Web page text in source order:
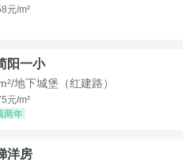
元/m²
阳一小
地下城堡（红建路）
元/m²
两年
洋房